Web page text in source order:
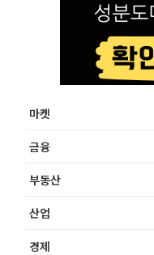
마켓
금융
부동산
산업
경제